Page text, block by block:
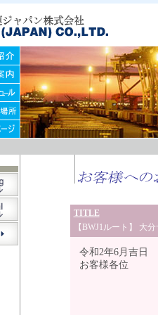
TITLE
【BWJ1ルート】 大
令和2年6月吉日
お客様各位